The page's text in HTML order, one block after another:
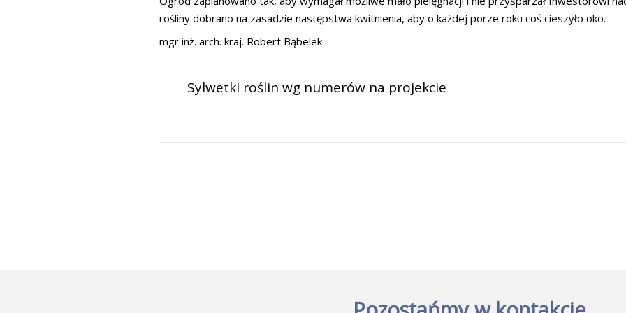
rośliny dobrano na zasadzie następstwa kwitnienia, aby o każdej porze roku coś cieszyło oko.
mgr inż. arch. kraj. Robert Bąbelek
Sylwetki roślin wg numerów na projekcie